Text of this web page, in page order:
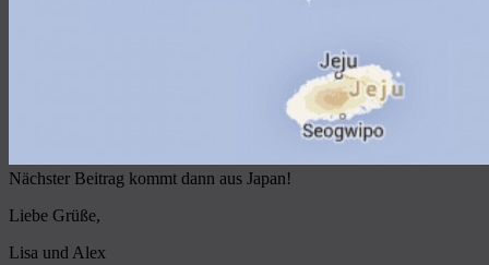
Nächster Beitrag kommt dann aus Japan!
Liebe Grüße,
Lisa und Alex